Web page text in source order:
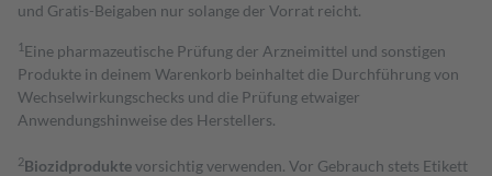
und Gratis-Beigaben nur solange der Vorrat reicht.
1 Eine pharmazeutische Prüfung der Arzneimittel und sonstigen
Produkte in deinem Warenkorb beinhaltet die Durchführung von
Wechselwirkungschecks und die Prüfung etwaiger
Anwendungshinweise des Herstellers.
2Biozidproduktevorsichtig verwenden. Vor Gebrauch stets Etikett